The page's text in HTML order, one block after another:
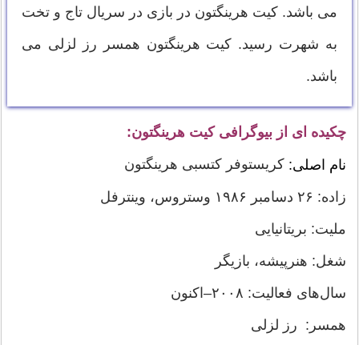
می باشد. کیت هرینگتون در بازی در سریال تاج و تخت
به شهرت رسید. کیت هرینگتون همسر رز لزلی می
باشد.
چکیده ای از بیوگرافی کیت هرینگتون:
نام اصلی: کریستوفر کتسبی هرینگتون
زاده: ۲۶ دسامبر ۱۹۸۶ وستروس، وینترفل
ملیت: بریتانیایی
شغل: هنرپیشه، بازیگر
سال‌های فعالیت: ۲۰۰۸–اکنون
همسر: رز لزلی